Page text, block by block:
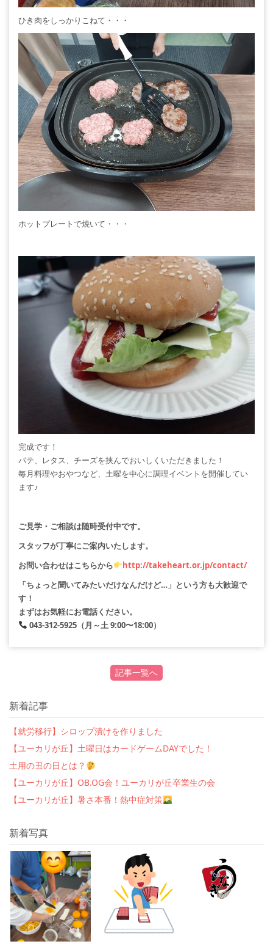
ひき肉をしっかりこねて・・・
ホットプレートで焼いて・・・
完成です！
パテ、レタス、チーズを挟んでおいしくいただきました！
毎月料理やおやつなど、土曜を中心に調理イベントを開催してい
ます♪
ご見学・ご相談は随時受付中です。
スタッフが丁寧にご案内いたします。
お問い合わせはこちらから
http://takeheart.or.jp/contact/
「ちょっと聞いてみたいだけなんだけど…」という方も大歓迎で
す！
まずはお気軽にお電話ください。
043-312-5925（月～土 9:00〜18:00）
記事一覧へ
新着記事
【就労移行】シロップ漬けを作りました
【ユーカリが丘】土曜日はカードゲームDAYでした！
土用の丑の日とは？
【ユーカリが丘】OB.OG会！ユーカリが丘卒業生の会
【ユーカリが丘】暑さ本番！熱中症対策
新着写真